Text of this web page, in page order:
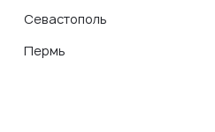
Севастополь
Пермь